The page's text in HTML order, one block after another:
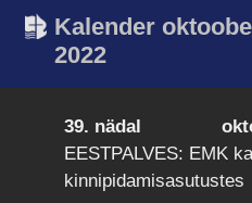
Kalender
2022
39. nädal
EESTPALVES: EMK
kinnipidamisasutustes